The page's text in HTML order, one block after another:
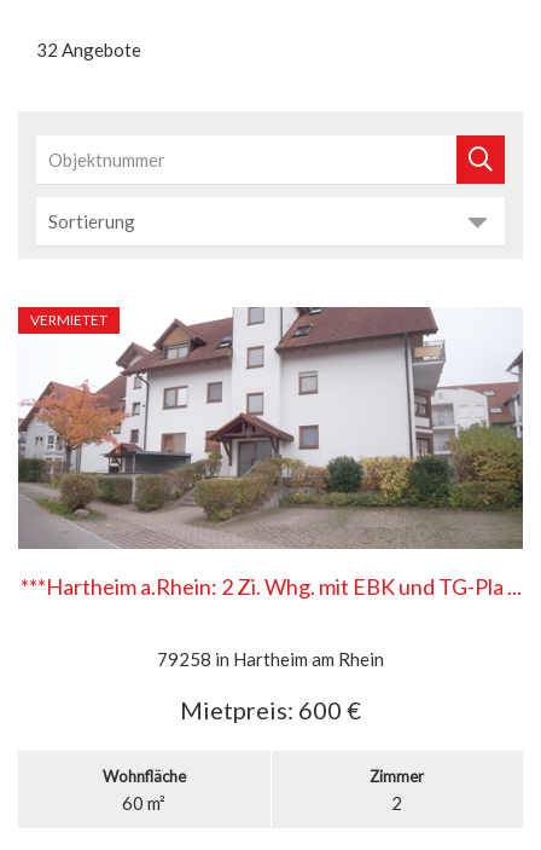
32 Angebote
VERMIETET
***Hartheim a.Rhein: 2 Zi. Whg. mit EBK und TG-Pla ...
79258 in Hartheim am Rhein
Mietpreis: 600 €
Wohnfläche
60 m²
Zimmer
2